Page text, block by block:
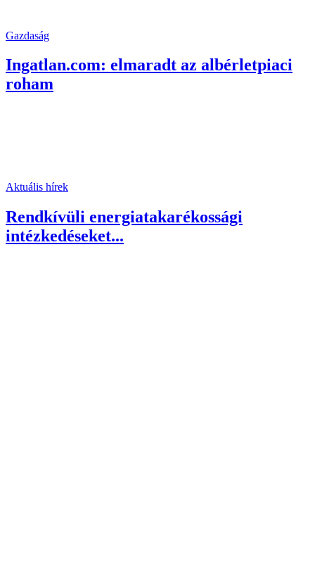
Gazdaság
Ingatlan.com: elmaradt az albérletpiaci
roham
Aktuális hírek
Rendkívüli energiatakarékossági
intézkedéseket...